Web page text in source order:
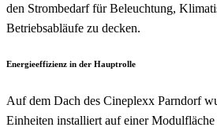
den Strombedarf für Beleuchtung,
Betriebsabläufe zu decken.
Energieeffizienz in der Hauptrolle
Auf dem Dach des Cineplexx Parndorf
Einheiten installiert auf einer